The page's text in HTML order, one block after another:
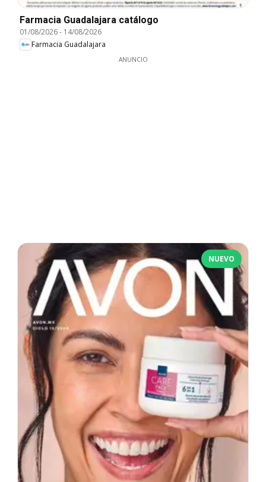
Farmacia Guadalajara catálogo
01/08/2026- 14/08/2026
Farmacia Guadalajara
ANUNCIO
NUEVO